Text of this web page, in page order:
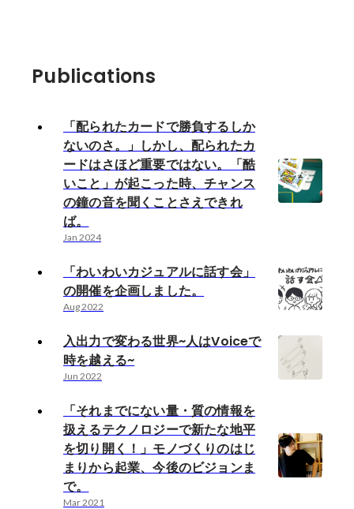
Publications
「配られたカードで勝負するしか
ないのさ。」しかし、配られたカ
ードはさほど重要ではない。「酷
いこと」が起こった時、チャンス
の鐘の音を聞くことさえできれ
ば。
Jan 2024
「わいわいカジュアルに話す会」
の開催を企画しました。
Aug 2022
入出力で変わる世界~人はVoiceで
時を越える~
Jun 2022
「それまでにない量・質の情報を
扱えるテクノロジーで新たな地平
を切り開く！」モノづくりのはじ
まりから起業、今後のビジョンま
で。
Mar 2021